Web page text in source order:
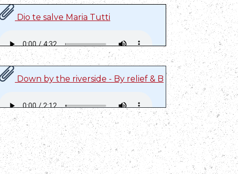
Dio te salve Maria Tutti
Down by the riverside - By relief & B